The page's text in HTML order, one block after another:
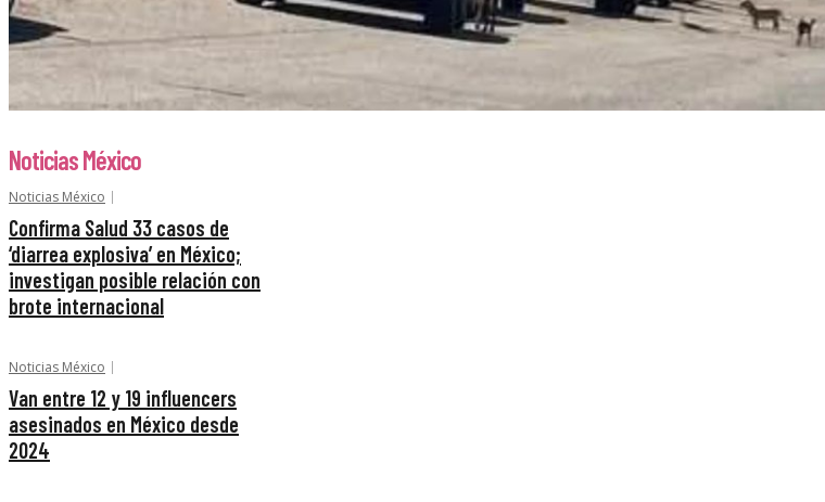
Noticias México
Noticias México
Confirma Salud 33 casos de
‘diarrea explosiva’ en México;
investigan posible relación con
brote internacional
Noticias México
Van entre 12 y 19 influencers
asesinados en México desde
2024